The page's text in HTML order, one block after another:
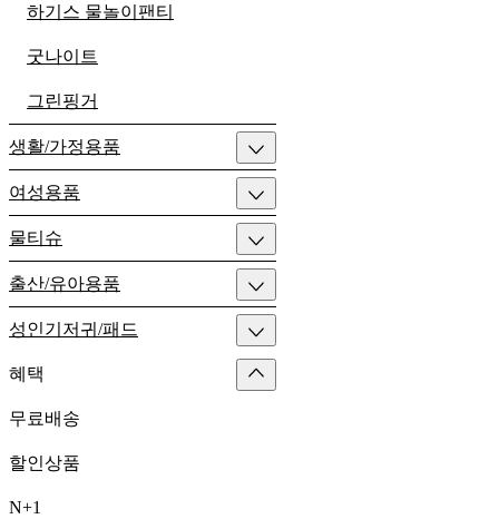
하기스 물놀이팬티
굿나이트
그린핑거
생활/가정용품
여성용품
물티슈
출산/유아용품
성인기저귀/패드
혜택
무료배송
할인상품
N+1